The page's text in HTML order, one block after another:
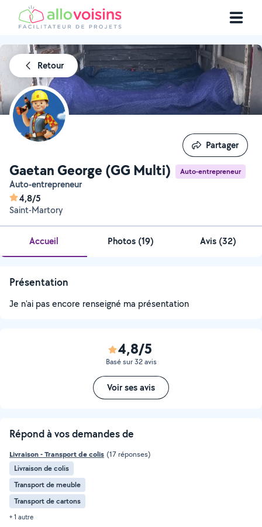
Retour
Gaetan George (GG Multi) Auto-entrepreneur
Auto-entrepreneur
4,8/5
Saint-Martory
Partager
Partager
Accueil Photos (19) Avis (32)
Présentation
Je n'ai pas encore renseigné ma présentation
4,8/5
Basé sur 32 avis
Voir ses avis
Répond à vos demandes de
Livraison - Transport de colis (17 réponses)
Livraison de colis
Transport de meuble
Transport de cartons
+ 1 autre